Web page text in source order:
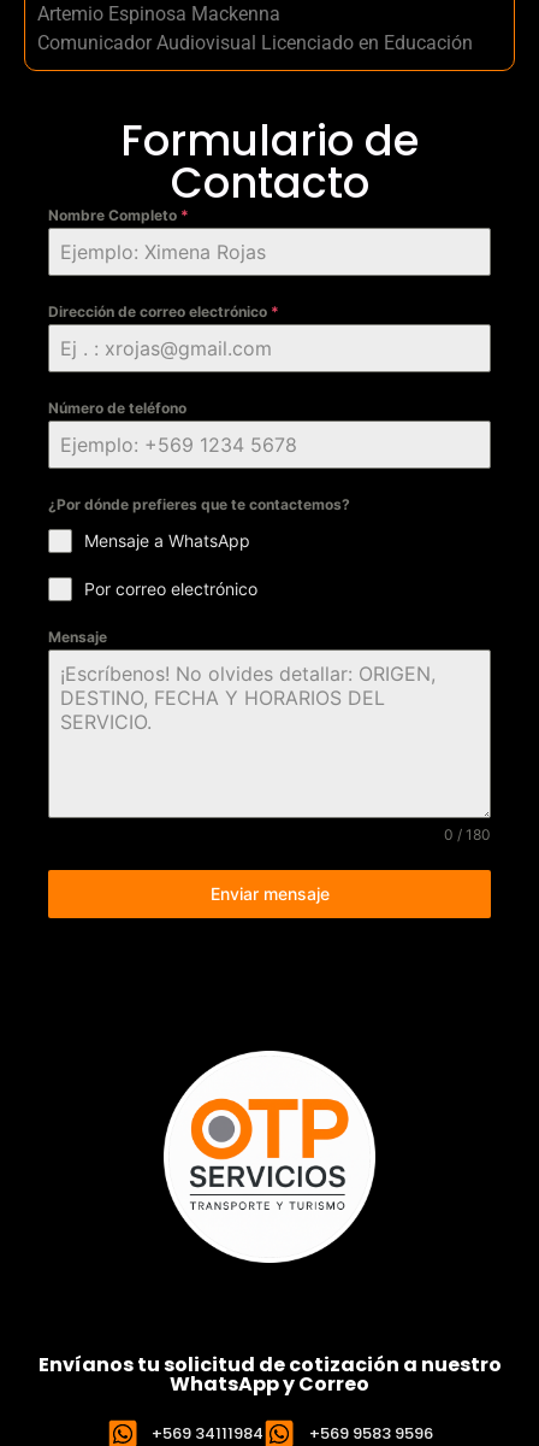
Artemio Espinosa Mackenna
Comunicador Audiovisual Licenciado en Educación
Formulario de
Contacto
Nombre Completo *
Dirección de correo electrónico *
Número de teléfono
¿Por dónde prefieres que te contactemos?
Mensaje a WhatsApp
Por correo electrónico
Mensaje
0 / 180
Enviar mensaje
Envíanos tu solicitud de cotización a nuestro
WhatsApp y Correo
+569 34111984 +569 9583 9596